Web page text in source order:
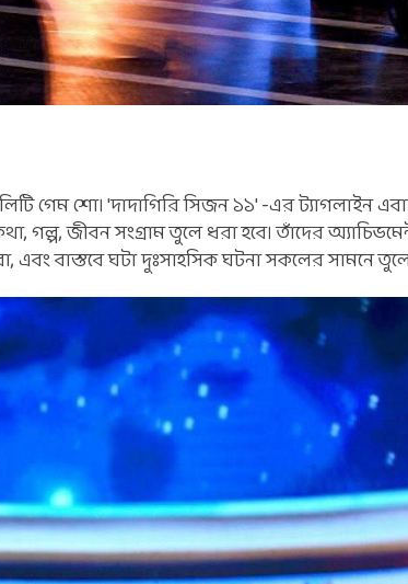
গেম শো। 'দাদাগিরি সিজন ১১' -এর ট্যাগলাইন
গল্প, জীবন সংগ্রাম তুলে ধরা হবে। তাঁদের
এবং বাস্তবে ঘটা দুঃসাহসিক ঘটনা সকলের সামনে